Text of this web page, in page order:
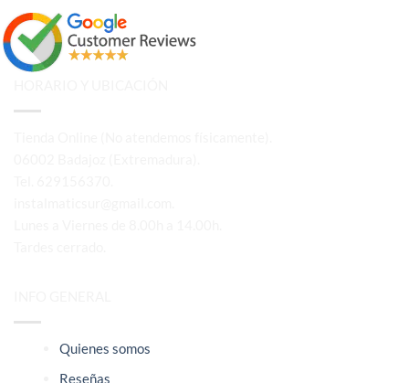
Quienes somos
Reseñas